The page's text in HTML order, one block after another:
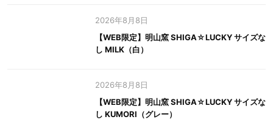
2026年8月8日
【WEB限定】明山窯 SHIGA☆LUCKY サイズな
し MILK（白）
2026年8月8日
【WEB限定】明山窯 SHIGA☆LUCKY サイズな
し KUMORI（グレー）